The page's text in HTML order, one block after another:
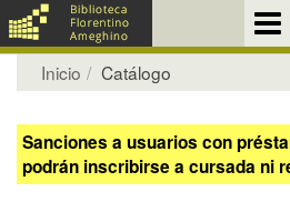
Inicio Catálogo
Sanciones a usuarios con
podrán inscribirse a cursada ni